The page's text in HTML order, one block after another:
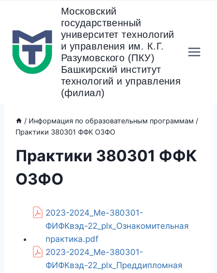
содержанию
Московский
государственный
университет технологий
и управления им. К.Г.
Разумовского (ПКУ)
Башкирский институт
технологий и управления
(филиал)
/ Информация по образовательным программам /
Практики 380301 ФФК ОЗФО
Практики 380301 ФФК
ОЗФО
2023-2024_Ме-380301-
ФИФКвэд-22_plx_Ознакомительная
практика.pdf
2023-2024_Ме-380301-
ФИФКвэд-22_plx_Преддипломная